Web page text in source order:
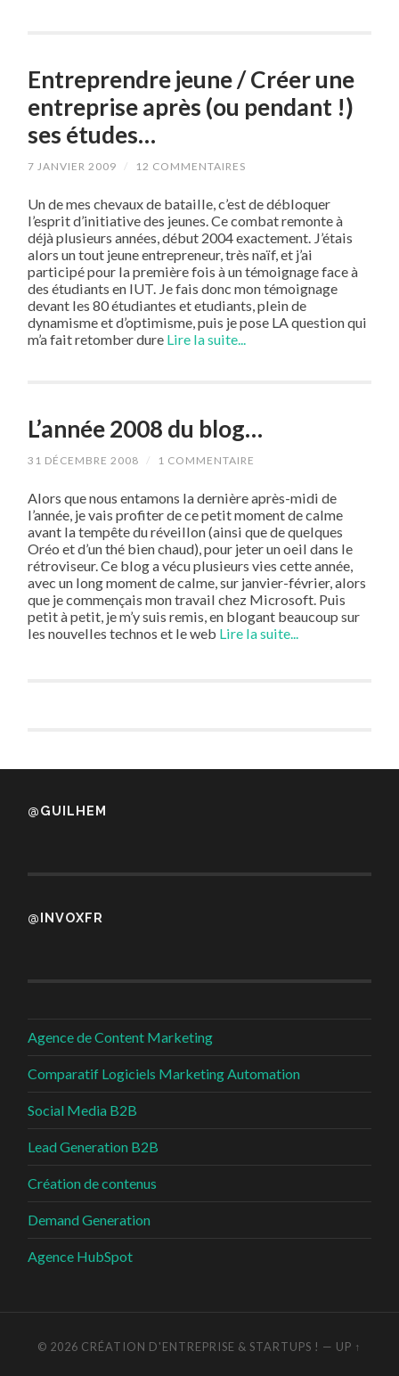
Entreprendre jeune / Créer une
entreprise après (ou pendant !)
ses études…
7 JANVIER 2009 / 12 COMMENTAIRES
Un de mes chevaux de bataille, c’est de débloquer
l’esprit d’initiative des jeunes. Ce combat remonte à
déjà plusieurs années, début 2004 exactement. J’étais
alors un tout jeune entrepreneur, très naïf, et j’ai
participé pour la première fois à un témoignage face à
des étudiants en IUT. Je fais donc mon témoignage
devant les 80 étudiantes et etudiants, plein de
dynamisme et d’optimisme, puis je pose LA question qui
m’a fait retomber dure Lire la suite...
L’année 2008 du blog…
31 DÉCEMBRE 2008 / 1 COMMENTAIRE
Alors que nous entamons la dernière après-midi de
l’année, je vais profiter de ce petit moment de calme
avant la tempête du réveillon (ainsi que de quelques
Oréo et d’un thé bien chaud), pour jeter un oeil dans le
rétroviseur. Ce blog a vécu plusieurs vies cette année,
avec un long moment de calme, sur janvier-février, alors
que je commençais mon travail chez Microsoft. Puis
petit à petit, je m’y suis remis, en blogant beaucoup sur
les nouvelles technos et le web Lire la suite...
@GUILHEM
@INVOXFR
Agence de Content Marketing
Comparatif Logiciels Marketing Automation
Social Media B2B
Lead Generation B2B
Création de contenus
Demand Generation
Agence HubSpot
© 2026 CRÉATION D'ENTREPRISE & STARTUPS ! — UP ↑